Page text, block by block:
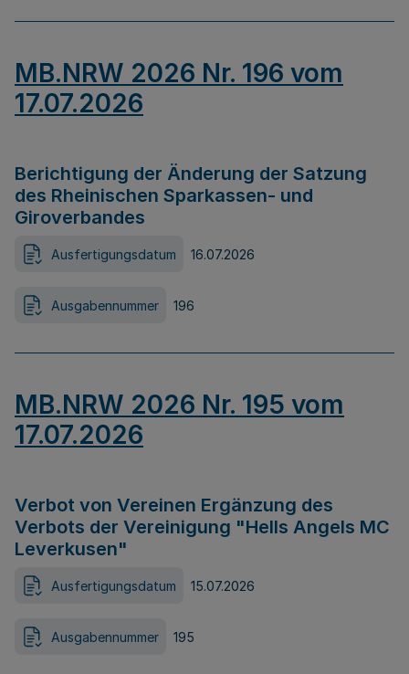
MB.NRW 2026 Nr. 196 vom
17.07.2026
Berichtigung der Änderung der Satzung
des Rheinischen Sparkassen- und
Giroverbandes
Ausfertigungsdatum 16.07.2026
Ausgabennummer 196
MB.NRW 2026 Nr. 195 vom
17.07.2026
Verbot von Vereinen Ergänzung des
Verbots der Vereinigung "Hells Angels MC
Leverkusen"
Ausfertigungsdatum 15.07.2026
Ausgabennummer 195